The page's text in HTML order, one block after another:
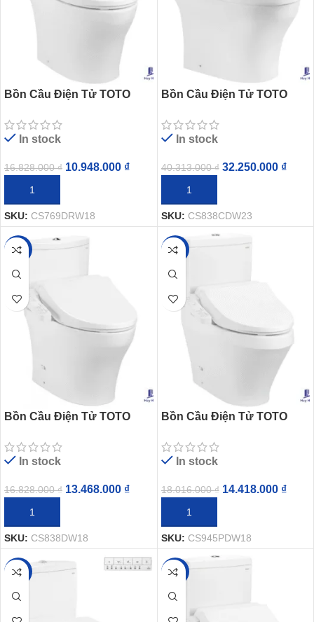
Bồn Cầu Điện Tử TOTO
Washlet TCF23710AAA C2
SimpleIn stock
16.828.000₫ 10.948.000 ₫
THÊM VÀO GIỎ HÀNG
SKU: CS769DRW18
Bồn Cầu Điện Tử TOTO
TCF47360GAA Dòng S7
Giấu Dây
In stock
40.313.000₫ 32.250.000 ₫
THÊM VÀO GIỎ HÀNG
SKU: CS838CDW23
-20%
Bồn Cầu Điện Tử TOTO
Washlet TCF23710AAA C2
SimpleIn stock
16.828.000₫ 13.468.000 ₫
THÊM VÀO GIỎ HÀNG
SKU: CS838DW18
-20%
Bồn Cầu Điện Tử TOTO
Washlet TCF23710AAA C2
Simple Thoát Ngang
In stock
18.016.000₫ 14.418.000 ₫
THÊM VÀO GIỎ HÀNG
SKU: CS945PDW18
-20% -20%